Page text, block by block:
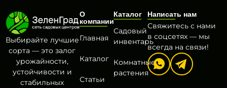
Выбирайте лучшие
сорта — это залог
урожайности,
устойчивости и
стабильных
О
компании
Главная
Каталог
Статьи
Каталог
Садовый
инвентарь
Комнатные
растения
Написать нам
Свяжитесь с нами
в соцсетях — мы
всегда на связи!